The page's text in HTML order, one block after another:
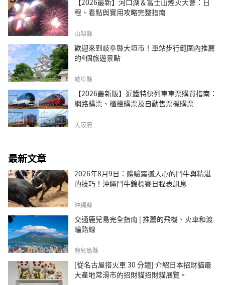
【2026最新】河口湖＆富士山煙火大會：日
程、看點與實用攻略完整指南
山梨縣
歡迎來到岐阜縣大垣市！車站步行範圍內推薦
的4個旅遊景點
岐阜縣
【2026最新版】近鐵特快列車車票購買指南：
網路購票、櫃檯購票及自動售票機購票
大阪府
最新文章
2026年8月9日：體驗震撼人心的鬥牛與精湛
的技巧！沖繩鬥牛錦標賽日程表訊息
沖繩縣
交通鹿兒島完全指南 | 推薦的飛機、火車和渡
輪路線
鹿兒島縣
[從名古屋搭火車 30 分鐘] 介紹日本招財貓最
大產地常滑市的招財貓招財貓展覽。